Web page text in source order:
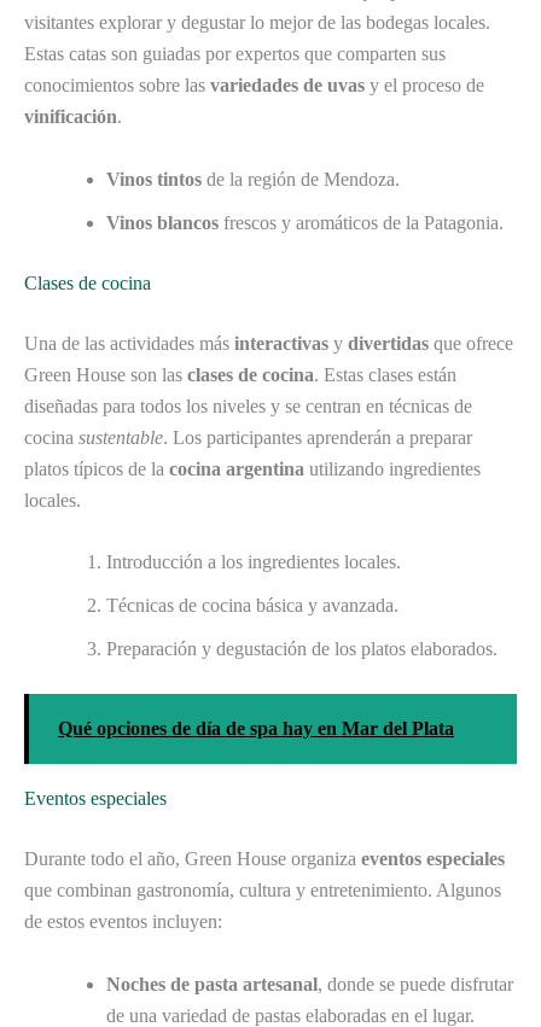
visitantes explorar y degustar lo mejor de las bodegas locales.
Estas catas son guiadas por expertos que comparten sus
conocimientos sobre las variedades de uvas y el proceso de
vinificación.
Vinos tintos de la región de Mendoza.
Vinos blancos frescos y aromáticos de la Patagonia.
Clases de cocina
Una de las actividades más interactivas y divertidas que ofrece
Green House son las clases de cocina. Estas clases están
diseñadas para todos los niveles y se centran en técnicas de
cocina sustentable. Los participantes aprenderán a preparar
platos típicos de la cocina argentina utilizando ingredientes
locales.
Introducción a los ingredientes locales.
Técnicas de cocina básica y avanzada.
Preparación y degustación de los platos elaborados.
Qué opciones de día de spa hay en Mar del Plata
Eventos especiales
Durante todo el año, Green House organiza eventos especiales
que combinan gastronomía, cultura y entretenimiento. Algunos
de estos eventos incluyen:
Noches de pasta artesanal, donde se puede disfrutar
de una variedad de pastas elaboradas en el lugar.